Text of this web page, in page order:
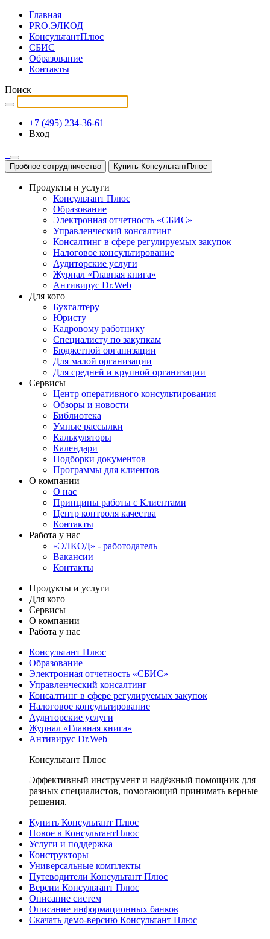
Главная
PRO.ЭЛКОД
КонсультантПлюс
СБИС
Образование
Контакты
Поиск
+7 (495) 234-36-61
Вход
Пробное сотрудничество Купить КонсультантПлюс
Продукты и услуги
Консультант Плюс
Образование
Электронная отчетность «СБИС»
Управленческий консалтинг
Консалтинг в сфере регулируемых закупок
Налоговое консультирование
Аудиторские услуги
Журнал «Главная книга»
Антивирус Dr.Web
Для кого
Бухгалтеру
Юристу
Кадровому работнику
Специалисту по закупкам
Бюджетной организации
Для малой организации
Для средней и крупной организации
Сервисы
Центр оперативного консультирования
Обзоры и новости
Библиотека
Умные рассылки
Калькуляторы
Календари
Подборки документов
Программы для клиентов
О компании
О нас
Принципы работы с Клиентами
Центр контроля качества
Контакты
Работа у нас
«ЭЛКОД» - работодатель
Вакансии
Контакты
Продукты и услуги
Для кого
Сервисы
О компании
Работа у нас
Консультант Плюс
Образование
Электронная отчетность «СБИС»
Управленческий консалтинг
Консалтинг в сфере регулируемых закупок
Налоговое консультирование
Аудиторские услуги
Журнал «Главная книга»
Антивирус Dr.Web
Консультант Плюс
Эффективный инструмент и надёжный помощник для
разных специалистов, помогающий принимать верные
решения.
Купить Консультант Плюс
Новое в КонсультантПлюс
Услуги и поддержка
Конструкторы
Универсальные комплекты
Путеводители Консультант Плюс
Версии Консультант Плюс
Описание систем
Описание информационных банков
Скачать демо-версию Консультант Плюс